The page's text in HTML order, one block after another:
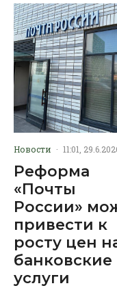
Новости · 11:01,
Реформа
«Почты
России»
привести к
росту цен
банковские
услуги